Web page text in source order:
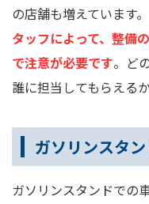
の店舗も増えています。
タッフによって、整備
で注意が必要です。ど
誰に担当してもらえる
ガソリンスタ
ガソリンスタンドでの